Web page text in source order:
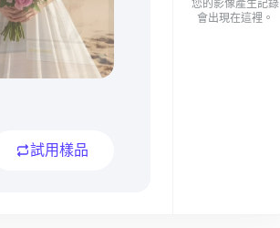
試用樣品
您的影像產生記錄
會出現在這裡。